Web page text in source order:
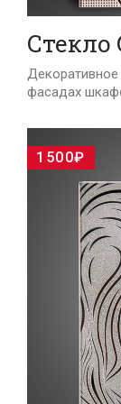
Стекло
Декоративное
фасадах
1500₽